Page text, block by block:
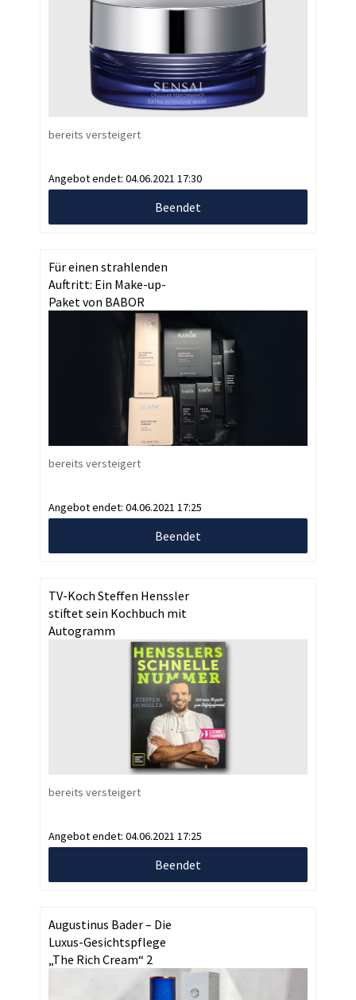
bereits versteigert
Angebot endet: 04.06.2021 17:30
Beendet
Für einen strahlenden
Auftritt: Ein Make-up-
Paket von BABOR
bereits versteigert
Angebot endet: 04.06.2021 17:25
Beendet
TV-Koch Steffen Henssler
stiftet sein Kochbuch mit
Autogramm
bereits versteigert
Angebot endet: 04.06.2021 17:25
Beendet
Augustinus Bader – Die
Luxus-Gesichtspflege
„The Rich Cream“ 2